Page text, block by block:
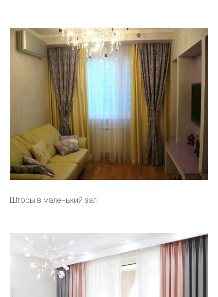
Шторы в маленький зал